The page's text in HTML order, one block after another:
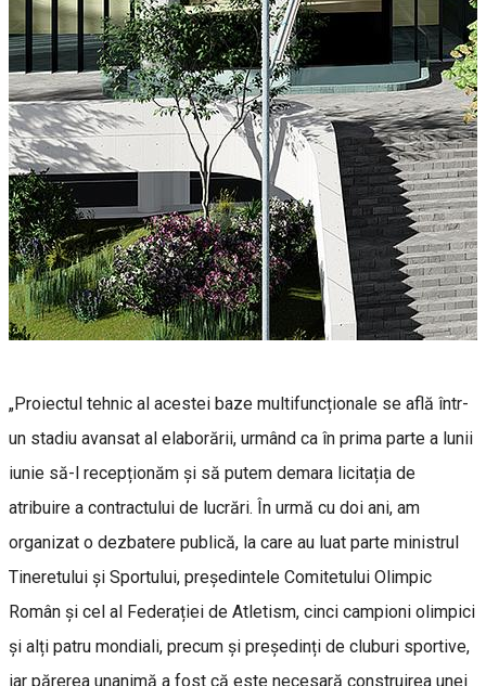
„Proiectul tehnic al acestei baze multifuncționale se află într-
un stadiu avansat al elaborării, urmând ca în prima parte a lunii
iunie să-l recepționăm și să putem demara licitația de
atribuire a contractului de lucrări. În urmă cu doi ani, am
organizat o dezbatere publică, la care au luat parte ministrul
Tineretului și Sportului, președintele Comitetului Olimpic
Român și cel al Federației de Atletism, cinci campioni olimpici
și alți patru mondiali, precum și președinți de cluburi sportive,
iar părerea unanimă a fost că este necesară construirea unei